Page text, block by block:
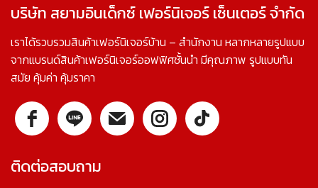
บริษัท สยามอินเด็กซ์ เฟอร์นิเจอร์ เซ็นเตอร์ จำกัด
เราได้รวบรวมสินค้าเฟอร์นิเจอร์บ้าน – สำนักงาน หลากหลายรูปแบบ
จากแบรนด์สินค้าเฟอร์นิเจอร์ออฟฟิศชั้นนำ มีคุณภาพ รูปแบบทัน
สมัย คุ้มค่า คุ้มราคา
ติดต่อสอบถาม